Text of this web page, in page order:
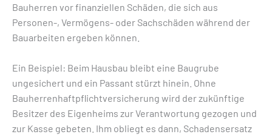
Bauherren vor finanziellen Schäden, die sich aus
Personen-, Vermögens- oder Sachschäden während der
Bauarbeiten ergeben können.
Ein Beispiel: Beim Hausbau bleibt eine Baugrube
ungesichert und ein Passant stürzt hinein. Ohne
Bauherrenhaftpflichtversicherung wird der zukünftige
Besitzer des Eigenheims zur Verantwortung gezogen und
zur Kasse gebeten. Ihm obliegt es dann, Schadensersatz